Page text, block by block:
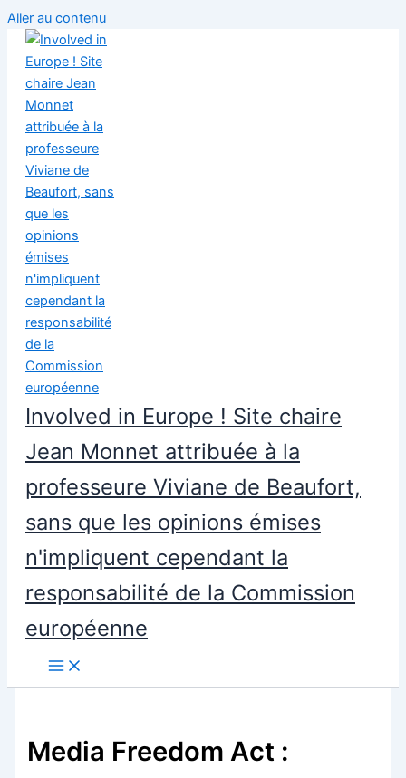
Aller au contenu
Involved in Europe ! Site chaire
Jean Monnet attribuée à la
professeure Viviane de Beaufort,
sans que les opinions émises
n'impliquent cependant la
responsabilité de la Commission
européenne
Media Freedom Act :